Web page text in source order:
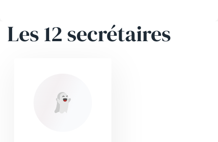
Les 12 secrétaires